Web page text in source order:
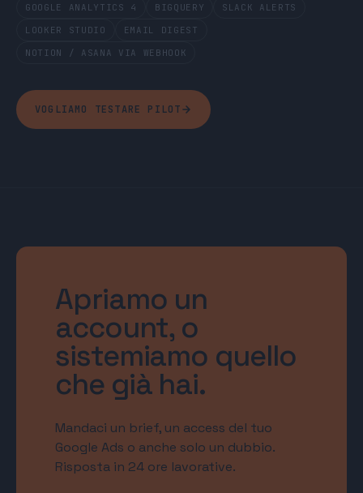
GOOGLE ANALYTICS 4
BIGQUERY
SLACK ALERTS
LOOKER STUDIO
EMAIL DIGEST
NOTION / ASANA VIA WEBHOOK
VOGLIAMO TESTARE PILOT
Apriamo un
account, o
sistemiamo quello
che già hai.
Mandaci un brief, un access del tuo
Google Ads o anche solo un dubbio.
Risposta in 24 ore lavorative.